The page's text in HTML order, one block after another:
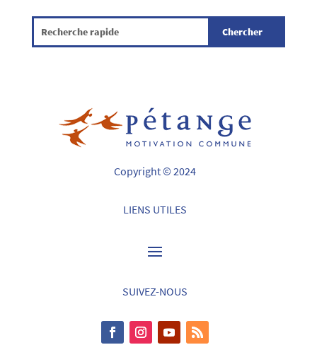
Copyright © 2024
LIENS UTILES
SUIVEZ-NOUS